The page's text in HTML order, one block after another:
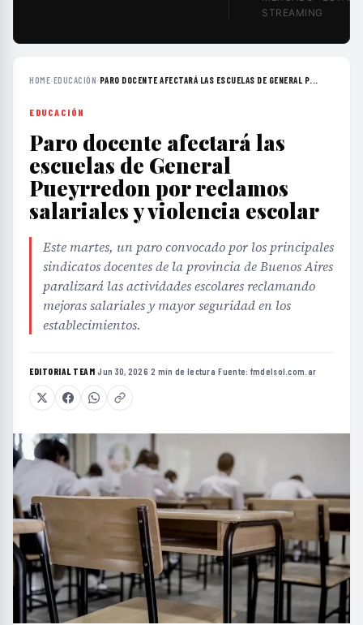
STREAMING
HOME›EDUCACIÓN› PARO DOCENTE AFECTARÁ LAS ESCUELAS DE GENERAL P...
EDUCACIÓN
Paro docente afectará las
escuelas de General
Pueyrredon por reclamos
salariales y violencia escolar
Este martes, un paro convocado por los principales
sindicatos docentes de la provincia de Buenos Aires
paralizará las actividades escolares reclamando
mejoras salariales y mayor seguridad en los
establecimientos.
EDITORIAL TEAM·Jun 30, 2026·2 min de lectura·Fuente: fmdelsol.com.ar